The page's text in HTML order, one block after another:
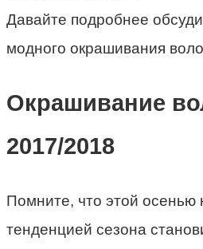
Давайте подробнее
модного окрашивания
Окрашивание
2017/2018
Помните, что этой осенью
тенденцией сезона